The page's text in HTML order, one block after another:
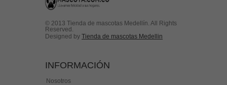
© 2013 Tienda de mascotas Medellín. All Rights
Reserved.
Designed by Tienda de mascotas Medellin
INFORMACIÓN
Nosotros